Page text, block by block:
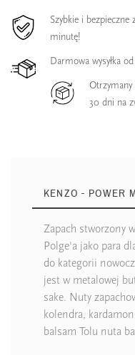
Szybkie i bezpieczne
minutę!
Darmowa wysyłka
Otrzymany
30 dni na
KENZO - POWER
Zapach stworzony
Polge'a jako para
do kategorii
jest w metalowej
sake. Nuty
kolendra,
balsam Tolu nuta